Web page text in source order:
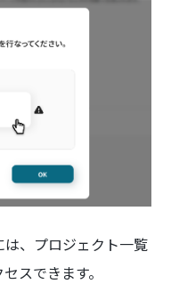
、プロジェクト一覧
スできます。